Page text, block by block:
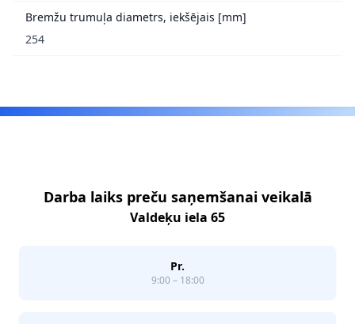
Bremžu trumuļa diametrs, iekšējais [mm]
254
Darba laiks preču saņemšanai veikalā
Valdeķu iela 65
Pr.
9:00 – 18:00